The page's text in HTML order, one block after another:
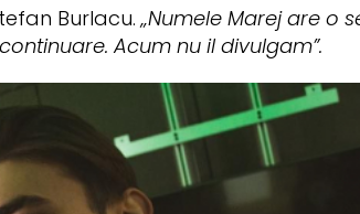
Burlacu.„Numele Marej are o
Acum nu il divulgam”.